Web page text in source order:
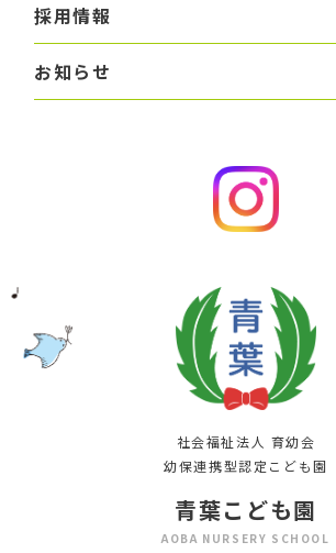
採用情報
お知らせ
社会福祉法人 育幼会
幼保連携型認定こども園
青葉こども園
AOBA NURSERY SCHOOL